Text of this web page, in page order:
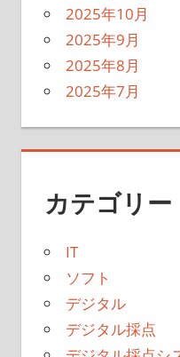
2025年10月
2025年9月
2025年8月
2025年7月
カテゴリー
IT
ソフト
デジタル
デジタル採点